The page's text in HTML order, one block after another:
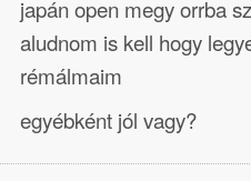
japán open megy orrba
aludnom is kell hogy
rémálmaim
egyébként jól vagy?